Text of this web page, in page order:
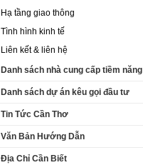
Hạ tầng giao thông
Tình hình kinh tế
Liên kết & liên hệ
Danh sách nhà cung cấp tiềm năng
Danh sách dự án kêu gọi đầu tư
Tin Tức Cần Thơ
Văn Bản Hướng Dẫn
Địa Chỉ Cần Biết